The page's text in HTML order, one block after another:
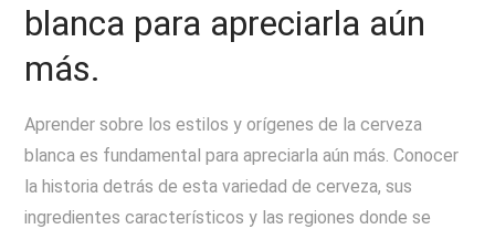
blanca para apreciarla aún
más.
Aprender sobre los estilos y orígenes de la cerveza
blanca es fundamental para apreciarla aún más. Conocer
la historia detrás de esta variedad de cerveza, sus
ingredientes característicos y las regiones donde se